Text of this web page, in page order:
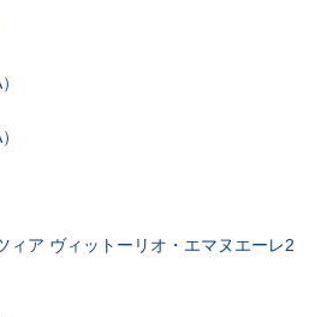
ィア ヴィットーリオ・エマヌエーレ2